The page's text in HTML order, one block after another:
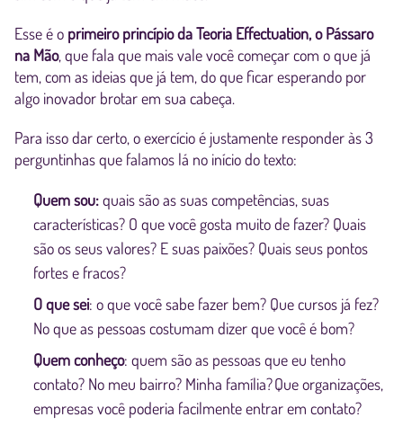
Esse é o primeiro princípio da Teoria Effectuation, o Pássaro
na Mão, que fala que mais vale você começar com o que já
tem, com as ideias que já tem, do que ficar esperando por
algo inovador brotar em sua cabeça.
Para isso dar certo, o exercício é justamente responder às 3
perguntinhas que falamos lá no início do texto:
Quem sou:quais são as suas competências, suas
características? O que você gosta muito de fazer? Quais
são os seus valores? E suas paixões? Quais seus pontos
fortes e fracos?
O que sei: o que você sabe fazer bem? Que cursos já fez?
No que as pessoas costumam dizer que você é bom?
Quem conheço: quem são as pessoas que eu tenho
contato? No meu bairro? Minha família? Que organizações,
empresas você poderia facilmente entrar em contato?